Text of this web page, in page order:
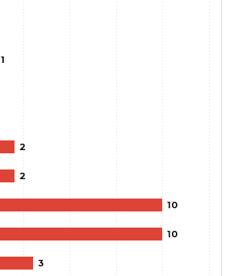
1
2
2
10
10
3